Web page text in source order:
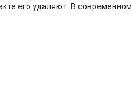
его удаляют. В современном